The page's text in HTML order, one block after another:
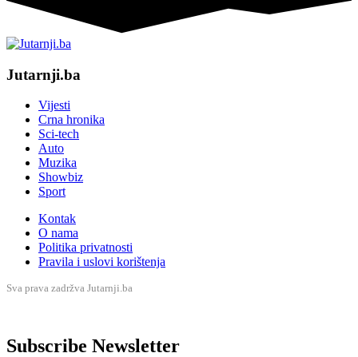
Jutarnji.ba
Vijesti
Crna hronika
Sci-tech
Auto
Muzika
Showbiz
Sport
Kontak
O nama
Politika privatnosti
Pravila i uslovi korištenja
Sva prava zadržva Jutarnji.ba
Subscribe Newsletter